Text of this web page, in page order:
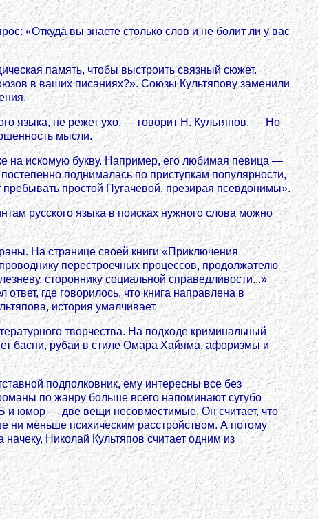
«Откуда вы знаете столько слов и не болит ли у вас
память, чтобы выстроить связный сюжет.
в ваших писаниях?». Союзы Культяпову заменили
языка, не режет ухо, — говорит Н. Культяпов. — Но
мысли.
на искомую букву. Например, его любимая певица —
поднималась по приступкам популярности,
простой Пугачевой, презирая псевдонимы».
русского языка в поисках нужного слова можно
На странице своей книги «Приключения
перестроечных процессов, продолжателю
стороннику социальной справедливости...»
где говорилось, что книга направлена в
история умалчивает.
творчества. На подходе криминальный
басни, рубаи в стиле Омара Хайяма, афоризмы и
подполковник, ему интересны все без
по жанру больше всего напоминают сугубо
и юмор — две вещи несовместимые. Он считает, что
ни меньше психическим расстройством. А потому
Николай Культяпов считает одним из